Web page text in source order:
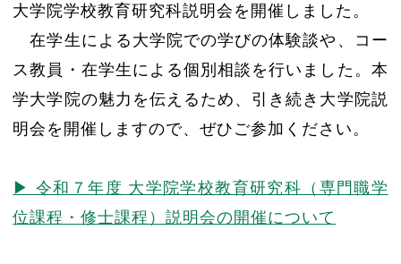
大学院学校教育研究科説明会を開催しました。
在学生による大学院での学びの体験談や、コー
ス教員・在学生による個別相談を行いました。本
学大学院の魅力を伝えるため、引き続き大学院説
明会を開催しますので、ぜひご参加ください。
▶ 令和７年度 大学院学校教育研究科（専門職学
位課程・修士課程）説明会の開催について